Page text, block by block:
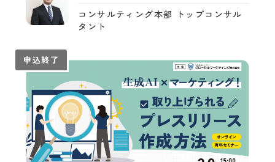
コンサルティング本部 トップコンサル
タント
申込終了